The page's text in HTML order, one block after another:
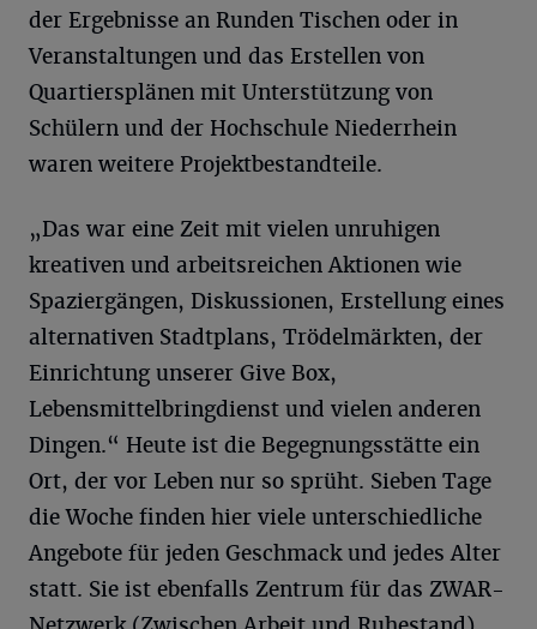
der Ergebnisse an Runden Tischen oder in
Veranstaltungen und das Erstellen von
Quartiersplänen mit Unterstützung von
Schülern und der Hochschule Niederrhein
waren weitere Projektbestandteile.
„Das war eine Zeit mit vielen unruhigen
kreativen und arbeitsreichen Aktionen wie
Spaziergängen, Diskussionen, Erstellung eines
alternativen Stadtplans, Trödelmärkten, der
Einrichtung unserer Give Box,
Lebensmittelbringdienst und vielen anderen
Dingen.“ Heute ist die Begegnungsstätte ein
Ort, der vor Leben nur so sprüht. Sieben Tage
die Woche finden hier viele unterschiedliche
Angebote für jeden Geschmack und jedes Alter
statt. Sie ist ebenfalls Zentrum für das ZWAR-